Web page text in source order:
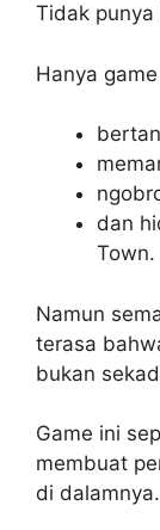
Tidak punya
Hanya
dan
Town.
Namun
terasa
bukan
Game ini
membuat
di dalamnya.